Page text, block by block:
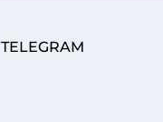
TELEGRAM